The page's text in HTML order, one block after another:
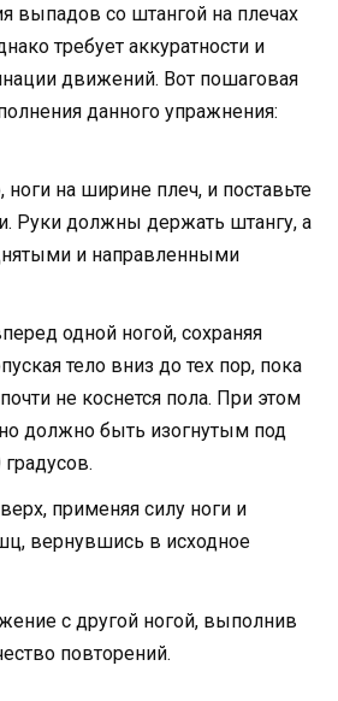
выпадов со штангой на плечах
требует аккуратности и
движений. Вот пошаговая
данного упражнения:
ноги на ширине плеч, и поставьте
Руки должны держать штангу, а
и направленными
одной ногой, сохраняя
тело вниз до тех пор, пока
не коснется пола. При этом
должно быть изогнутым под
применяя силу ноги и
вернувшись в исходное
с другой ногой, выполнив
повторений.